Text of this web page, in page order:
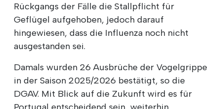
Rückgangs der Fälle die Stallpflicht für
Geflügel aufgehoben, jedoch darauf
hingewiesen, dass die Influenza noch nicht
ausgestanden sei.
Damals wurden 26 Ausbrüche der Vogelgrippe
in der Saison 2025/2026 bestätigt, so die
DGAV. Mit Blick auf die Zukunft wird es für